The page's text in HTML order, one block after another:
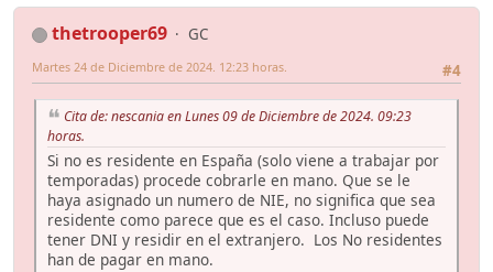
thetrooper69
GC
#4
Martes 24 de Diciembre de 2024. 12:23 horas.
Cita de: nescania en Lunes 09 de Diciembre de 2024. 09:23
horas.
Si no es residente en España (solo viene a trabajar por
temporadas) procede cobrarle en mano. Que se le
haya asignado un numero de NIE, no significa que sea
residente como parece que es el caso. Incluso puede
tener DNI y residir en el extranjero. Los No residentes
han de pagar en mano.